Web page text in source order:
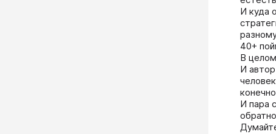
И куда
40+
В
И
И пара